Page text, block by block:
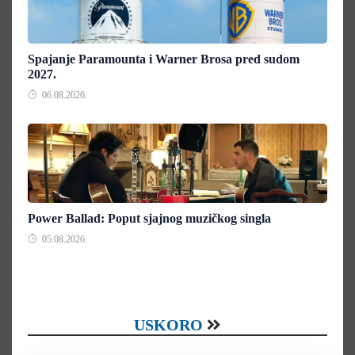
Spajanje Paramounta i Warner Brosa pred sudom
2027.
06.08.2026.
Power Ballad: Poput sjajnog muzičkog singla
05.08.2026.
USKORO